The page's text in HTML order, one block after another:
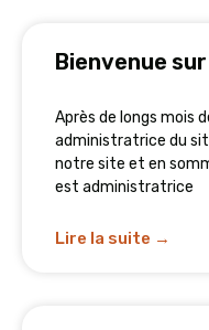
Bienvenue
Après de longs mois
administratrice du
notre site et en
est administratrice
Lire la suite →